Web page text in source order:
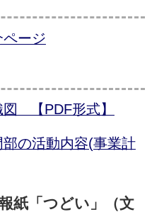
ージ
【PDF形式】
の活動内容(事業計
紙「つどい」（文